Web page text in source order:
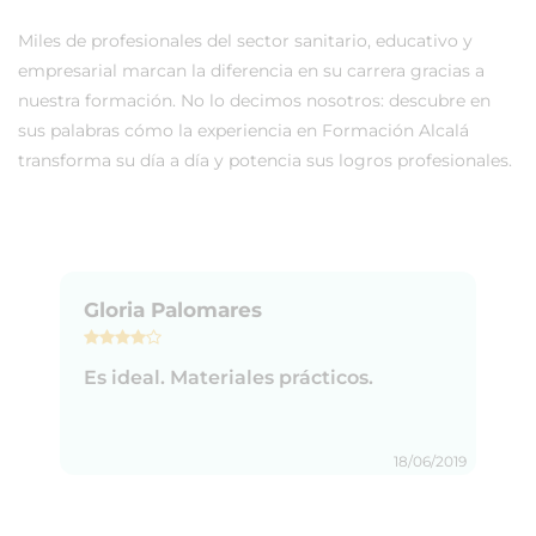
Miles de profesionales del sector sanitario, educativo y
empresarial marcan la diferencia en su carrera gracias a
nuestra formación. No lo decimos nosotros: descubre en
sus palabras cómo la experiencia en Formación Alcalá
transforma su día a día y potencia sus logros profesionales.
Gloria Palomares
Es ideal. Materiales prácticos.
18/06/2019